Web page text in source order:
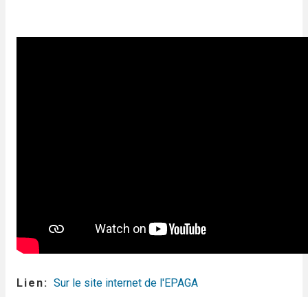
Lien Sur le site internet de l'EPAGA